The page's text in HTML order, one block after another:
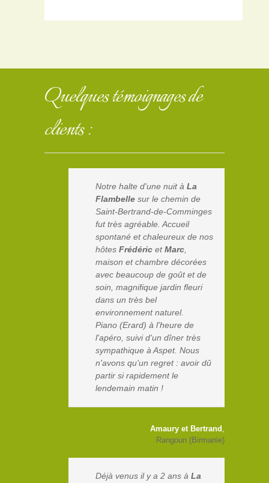
Quelques témoignages de
clients :
Notre halte d'une nuit à La
Flambelle sur le chemin de
Saint-Bertrand-de-Comminges
fut très agréable. Accueil
spontané et chaleureux de nos
hôtes Frédéric etMarc
maison et chambre décorées
avec beaucoup de goût et de
soin, magnifique jardin fleuri
dans un très bel
environnement naturel.
Piano (Erard) à l'heure de
l'apéro, suivi d'un dîner très
sympathique à Aspet. Nous
n'avons qu'un regret : avoir dû
partir si rapidement le
lendemain matin !
Amaury et Bertrand ,
Rangoun (Birmanie)
Déjà venus il y a 2 ans à La